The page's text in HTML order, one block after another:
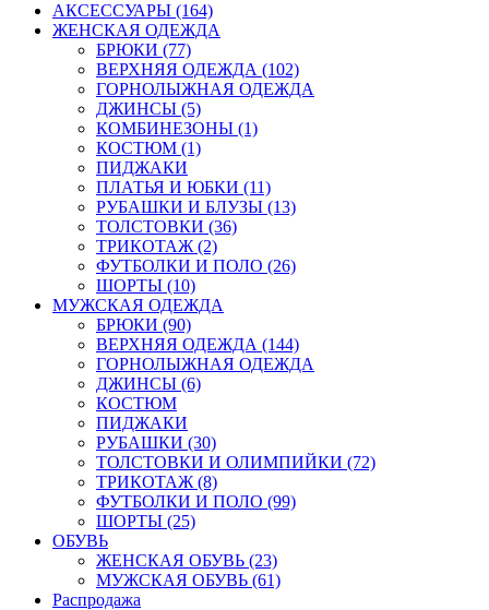
АКСЕССУАРЫ (164)
ЖЕНСКАЯ ОДЕЖДА
БРЮКИ (77)
ВЕРХНЯЯ ОДЕЖДА (102)
ГОРНОЛЫЖНАЯ ОДЕЖДА
ДЖИНСЫ (5)
КОМБИНЕЗОНЫ (1)
КОСТЮМ (1)
ПИДЖАКИ
ПЛАТЬЯ И ЮБКИ (11)
РУБАШКИ И БЛУЗЫ (13)
ТОЛСТОВКИ (36)
ТРИКОТАЖ (2)
ФУТБОЛКИ И ПОЛО (26)
ШОРТЫ (10)
МУЖСКАЯ ОДЕЖДА
БРЮКИ (90)
ВЕРХНЯЯ ОДЕЖДА (144)
ГОРНОЛЫЖНАЯ ОДЕЖДА
ДЖИНСЫ (6)
КОСТЮМ
ПИДЖАКИ
РУБАШКИ (30)
ТОЛСТОВКИ И ОЛИМПИЙКИ (72)
ТРИКОТАЖ (8)
ФУТБОЛКИ И ПОЛО (99)
ШОРТЫ (25)
ОБУВЬ
ЖЕНСКАЯ ОБУВЬ (23)
МУЖСКАЯ ОБУВЬ (61)
Распродажа